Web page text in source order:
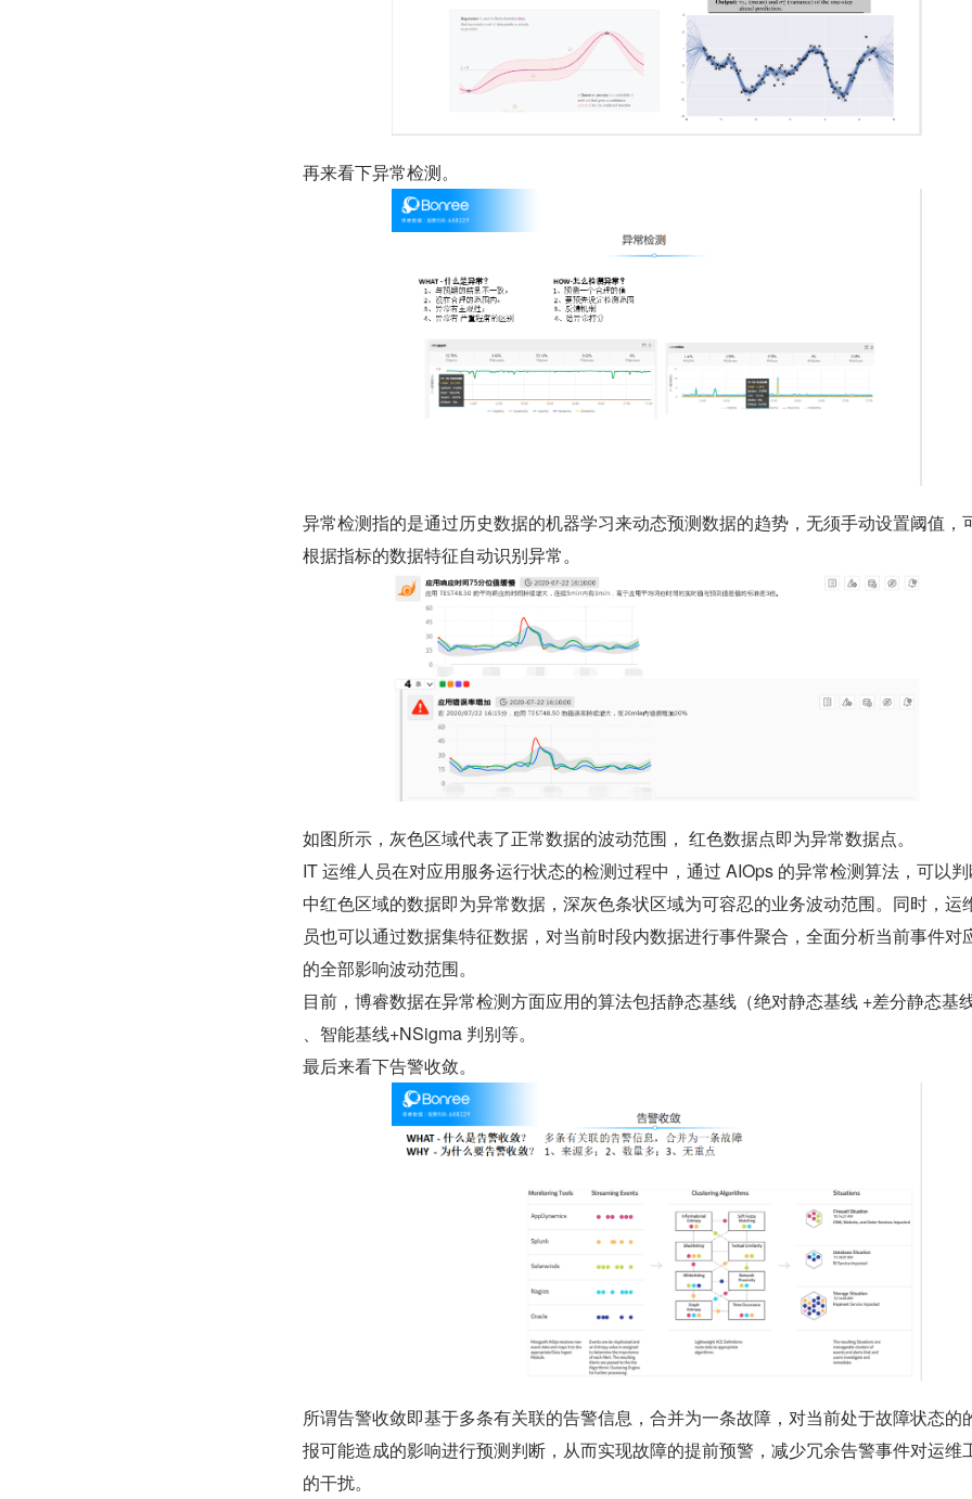
再来看下异常检测。
异常检测指的是通过历史数据的机器学习来动态预测数据的趋势，无须手动设置阈值，
根据指标的数据特征自动识别异常。
如图所示，灰色区域代表了正常数据的波动范围， 红色数据点即为异常数据点。
IT 运维人员在对应用服务运行状态的检测过程中，通过 AIOps 的异常检测算法，可以
中红色区域的数据即为异常数据，深灰色条状区域为可容忍的业务波动范围。同时，运
员也可以通过数据集特征数据，对当前时段内数据进行事件聚合，全面分析当前事件对
的全部影响波动范围。
目前，博睿数据在异常检测方面应用的算法包括静态基线（绝对静态基线 +差分静态基
、智能基线+NSigma 判别等。
最后来看下告警收敛。
所谓告警收敛即基于多条有关联的告警信息，合并为一条故障，对当前处于故障状态的
报可能造成的影响进行预测判断，从而实现故障的提前预警，减少冗余告警事件对运维
的干扰。